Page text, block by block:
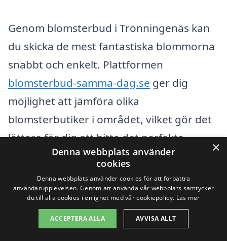
Genom blomsterbud i Trönningenäs kan
du skicka de mest fantastiska blommorna
snabbt och enkelt. Plattformen
blomsterbud-samma-dag.se ger dig
möjlighet att jämföra olika
blomsterbutiker i området, vilket gör det
lättare för dig att hitta det perfekta
företaget som kan leverera blommor där
de behövs som mest.
När du väljer att skicka blommor via ett
blomsterbud i Trönningenäs, kan du
×
Denna webbplats använder
cookies
Denna webbplats använder cookies för att förbättra
användarupplevelsen. Genom att använda vår webbplats samtycker
du till alla cookies i enlighet med vår cookiepolicy. Läs mer
ACCEPTERA ALLA AVVISA ALLT